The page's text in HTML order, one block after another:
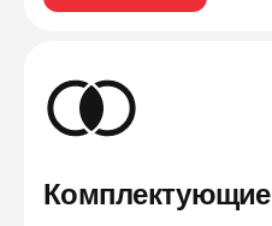
Комплектующие